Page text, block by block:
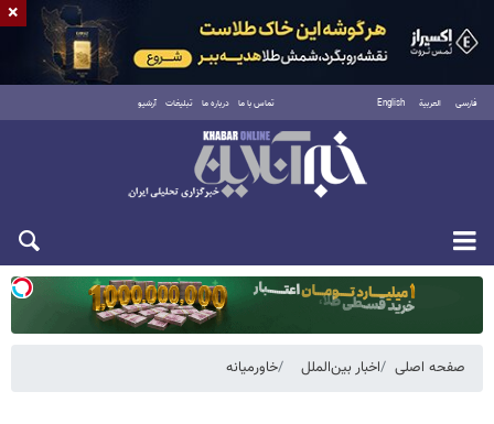
فارسی العربية English تماس با ما درباره ما تبلیغات آرشیو
یکشنبه ۱۸ مرداد ۱۴۰۵
صفحه اصلی اخبار بین‌الملل خاورمیانه
×